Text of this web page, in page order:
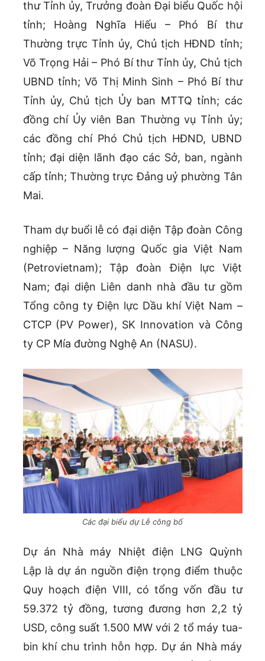
thư Tỉnh ủy, Trưởng đoàn Đại biểu Quốc hội
tỉnh; Hoàng Nghĩa Hiếu – Phó Bí thư
Thường trực Tỉnh ủy, Chủ tịch HĐND tỉnh;
Võ Trọng Hải – Phó Bí thư Tỉnh ủy, Chủ tịch
UBND tỉnh; Võ Thị Minh Sinh – Phó Bí thư
Tỉnh ủy, Chủ tịch Ủy ban MTTQ tỉnh; các
đồng chí Ủy viên Ban Thường vụ Tỉnh ủy;
các đồng chí Phó Chủ tịch HĐND, UBND
tỉnh; đại diện lãnh đạo các Sở, ban, ngành
cấp tỉnh; Thường trực Đảng uỷ phường Tân
Mai.
Tham dự buổi lễ có đại diện Tập đoàn Công
nghiệp – Năng lượng Quốc gia Việt Nam
(Petrovietnam); Tập đoàn Điện lực Việt
Nam; đại diện Liên danh nhà đầu tư gồm
Tổng công ty Điện lực Dầu khí Việt Nam –
CTCP (PV Power), SK Innovation và Công
ty CP Mía đường Nghệ An (NASU).
Các đại biểu dự Lễ công bố
Dự án Nhà máy Nhiệt điện LNG Quỳnh
Lập là dự án nguồn điện trọng điểm thuộc
Quy hoạch điện VIII, có tổng vốn đầu tư
59.372 tỷ đồng, tương đương hơn 2,2 tỷ
USD, công suất 1.500 MW với 2 tổ máy tua-
bin khí chu trình hỗn hợp. Dự án Nhà máy